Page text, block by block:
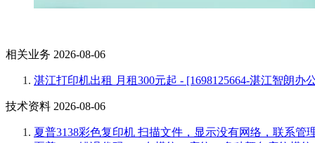
相关业务 2026-08-06
湛江打印机出租 月租300元起 - [1698125664-湛江智朗办
技术资料 2026-08-06
夏普3138彩色复印机 扫描文件，显示没有网络，联系管